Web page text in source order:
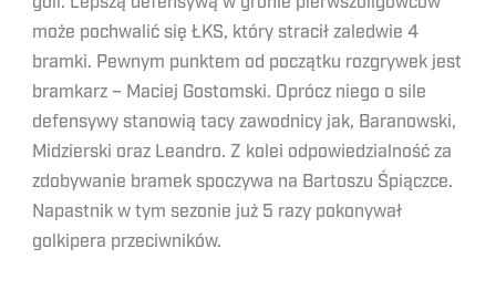
może pochwalić się ŁKS, który stracił zaledwie 4
bramki. Pewnym punktem od początku rozgrywek jest
bramkarz – Maciej Gostomski. Oprócz niego o sile
defensywy stanowią tacy zawodnicy jak, Baranowski,
Midzierski oraz Leandro. Z kolei odpowiedzialność za
zdobywanie bramek spoczywa na Bartoszu Śpiączce.
Napastnik w tym sezonie już 5 razy pokonywał
golkipera przeciwników.